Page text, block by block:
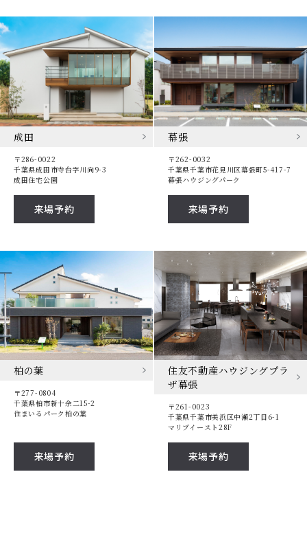
成田
〒286-0022
千葉県成田市寺台字川向9-3
成田住宅公園
来場予約
幕張
〒262-0032
千葉県千葉市花見川区幕張町5-417-7
幕張ハウジングパーク
来場予約
柏の葉
〒277-0804
千葉県柏市新十余二15-2
住まいるパーク柏の葉
来場予約
住友不動産ハウジングプラ
ザ幕張
〒261-0023
千葉県千葉市美浜区中瀬2丁目6-1
マリブイースト28F
来場予約